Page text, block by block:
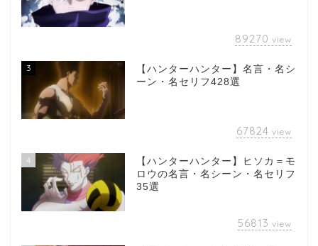
89270 view
3
【ハンターハンター】名言・名シ
ーン・名セリフ428選
67824 view
4
【ハンターハンター】ヒソカ＝モ
ロウの名言・名シーン・名セリフ
35選
56813 view